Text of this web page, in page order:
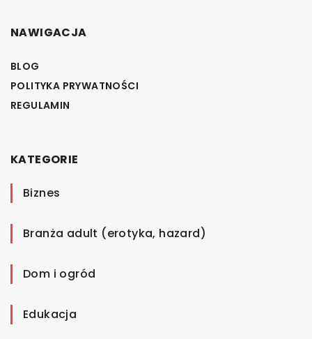
NAWIGACJA
BLOG
POLITYKA PRYWATNOŚCI
REGULAMIN
KATEGORIE
Biznes
Branża adult (erotyka, hazard)
Dom i ogród
Edukacja